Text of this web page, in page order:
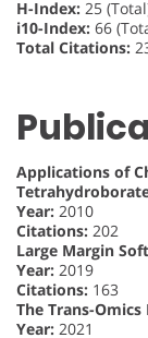
H-Index: 25
i10-Index: 66
Total Citations:
Applications of
Year: 2010
Citations: 202
Large Margin
Year: 2019
Citations: 163
The Trans-Omics
Year: 2021